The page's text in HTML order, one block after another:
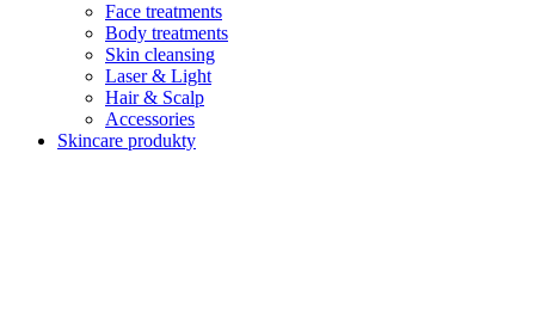
Face treatments
Body treatments
Skin cleansing
Laser & Light
Hair & Scalp
Accessories
Skincare produkty